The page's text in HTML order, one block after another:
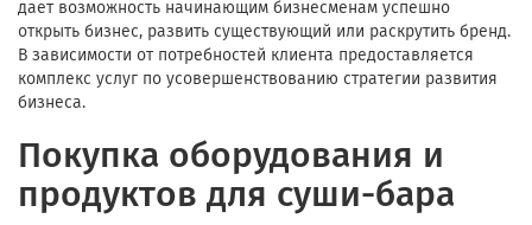
дает возможность начинающим бизнесменам успешно
открыть бизнес, развить существующий или раскрутить бренд.
В зависимости от потребностей клиента предоставляется
комплекс услуг по усовершенствованию стратегии развития
бизнеса.
Покупка оборудования и
продуктов для суши-бара